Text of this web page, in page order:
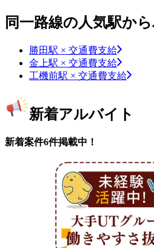
同一路線の人気駅か
勝田駅 × 交通費支給
金上駅 × 交通費支給
工機前駅 × 交通費支給
新着アルバイト
新着案件6件掲載中！